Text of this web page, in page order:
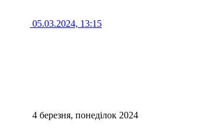
05.03.2024, 13:15
4 березня, понеділок 2024